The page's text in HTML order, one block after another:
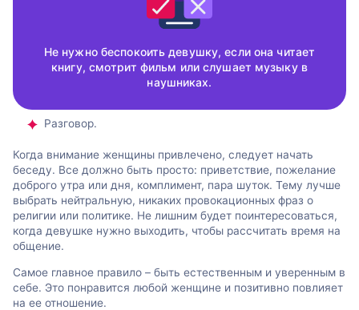
Не нужно беспокоить девушку, если она читает
книгу, смотрит фильм или слушает музыку в
наушниках.
Разговор.
Когда внимание женщины привлечено, следует начать
беседу. Все должно быть просто: приветствие, пожелание
доброго утра или дня, комплимент, пара шуток. Тему лучше
выбрать нейтральную, никаких провокационных фраз о
религии или политике. Не лишним будет поинтересоваться,
когда девушке нужно выходить, чтобы рассчитать время на
общение.
Самое главное правило – быть естественным и уверенным в
себе. Это понравится любой женщине и позитивно повлияет
на ее отношение.